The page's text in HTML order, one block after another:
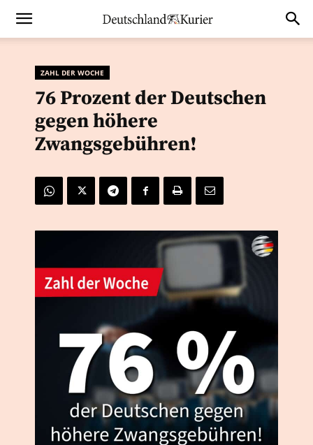
ZAHL DER WOCHE
76 Prozent der Deutschen
gegen höhere
Zwangsgebühren!